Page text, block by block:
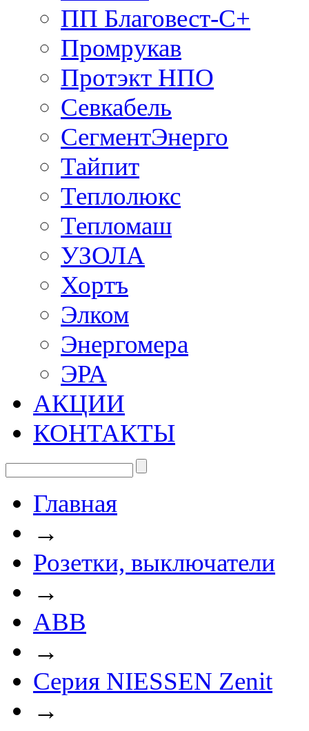
ПП Благовест-С+
Промрукав
Протэкт НПО
Севкабель
СегментЭнерго
Тайпит
Теплолюкс
Тепломаш
УЗОЛА
Хортъ
Элком
Энергомера
ЭРА
АКЦИИ
КОНТАКТЫ
Главная
→
Розетки, выключатели
→
ABB
→
Серия NIESSEN Zenit
→